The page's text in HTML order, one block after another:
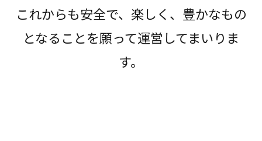
これからも安全で、楽しく、豊かなもの
となることを願って運営してまいりま
す。